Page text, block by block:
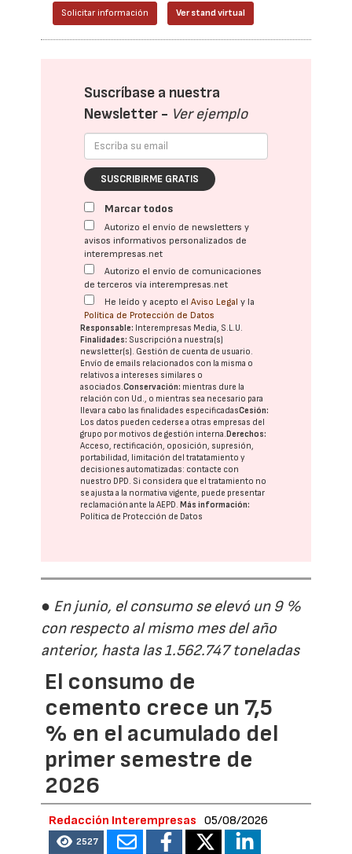
Solicitar información Ver stand virtual
Suscríbase a nuestra
Newsletter - Ver ejemplo
SUSCRIBIRME GRATIS
Marcar todos
Autorizo el envío de newsletters y
avisos informativos personalizados de
interempresas.net
Autorizo el envío de comunicaciones
de terceros vía interempresas.net
He leído y acepto elAviso Legal y la
Política de Protección de Datos
Responsable: Interempresas Media, S.L.U.
Finalidades: Suscripción a nuestra(s)
newsletter(s). Gestión de cuenta de usuario.
Envío de emails relacionados con la misma o
relativos a intereses similares o
asociados.Conservación: mientras dure la
relación con Ud., o mientras sea necesario para
llevar a cabo las finalidades especificadasCesión:
Los datos pueden cederse a otras empresas del
grupo por motivos de gestión interna.Derechos:
Acceso, rectificación, oposición, supresión,
portabilidad, limitación del tratatamiento y
decisiones automatizadas: contacte con
nuestro DPD . Si considera que el tratamiento no
se ajusta a la normativa vigente, puede presentar
reclamación ante laAEPD .Más información:
Política de Protección de Datos
● En junio, el consumo se elevó un 9 %
con respecto al mismo mes del año
anterior, hasta las 1.562.747 toneladas
El consumo de
cemento crece un 7,5
% en el acumulado del
primer semestre de
2026
Redacción Interempresas 05/08/2026
2527